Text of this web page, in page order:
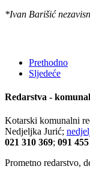
*Ivan Barišić
Prethodno
Sljedeće
Redarstva -
Kotarski komunalni
Nedjeljka Jurić;
021 310 369; 091
Prometno redarstvo,